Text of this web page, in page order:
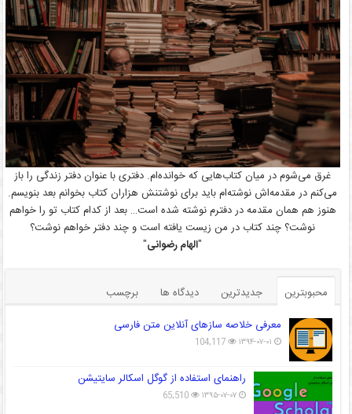
غرق می‌شوم در میان کتاب‌هایی که خوانده‌ام. دفتری با عنوان دفتر زندگی را باز
می‌کنم در مقدمه‌اش نوشته‌ام باید برای نوشتنش هزاران کتاب بخوانم بعد بنویسم.
هنوز هم همان مقدمه در دفترم نوشته شده است… بعد از کدام کتاب تو را خواهم
نوشت؟ چند کتاب در من زیست یافته است و چند دفتر خواهم نوشت؟
"الهام رضوانی"
محبوبترین جدیدترین دیدگاه ها
برچسب
معرفی خلاصه سازهای آنلاین متن فارسی
۱۳۹۴-۰۷-۰۱ 104,117
راهنمای استفاده از گوگل اسکالر سایتیشن
۱۳۹۵-۰۷-۰۷ 65,510